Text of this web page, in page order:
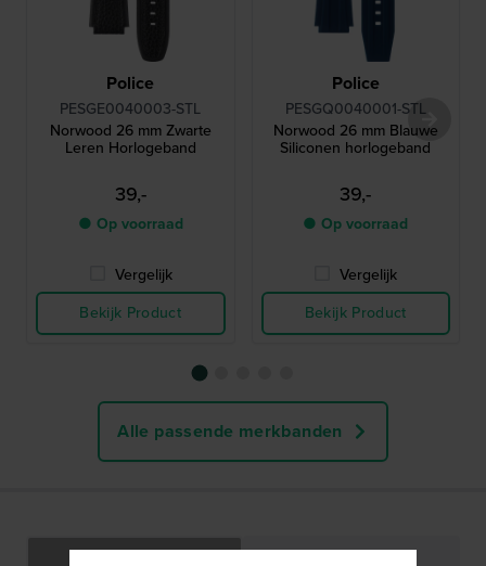
Police
PESGE0040003-STL
Norwood 26 mm Zwarte
Leren Horlogeband
39,-
● Op voorraad
Vergelijk
Bekijk Product
Police
PESGQ0040001-STL
Norwood 26 mm Blauwe
Siliconen horlogeband
39,-
● Op voorraad
Vergelijk
Bekijk Product
Alle passende merkbanden